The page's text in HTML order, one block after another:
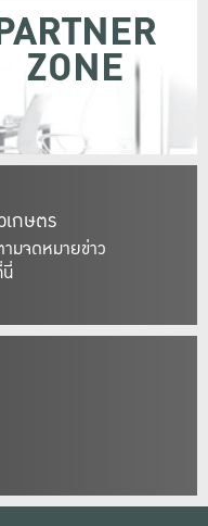
เกษตร
มจดหมายข่าว
ZONE